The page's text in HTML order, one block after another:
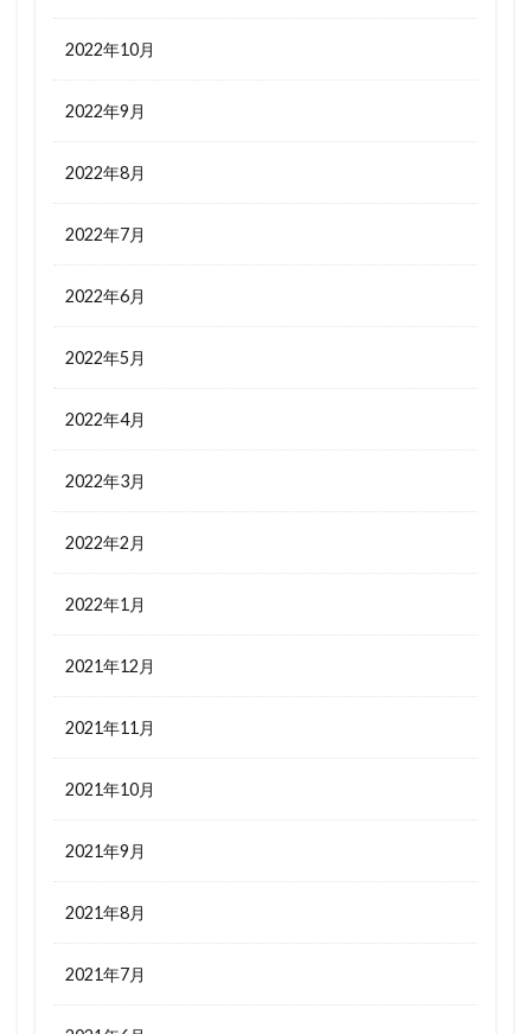
2022年10月
2022年9月
2022年8月
2022年7月
2022年6月
2022年5月
2022年4月
2022年3月
2022年2月
2022年1月
2021年12月
2021年11月
2021年10月
2021年9月
2021年8月
2021年7月